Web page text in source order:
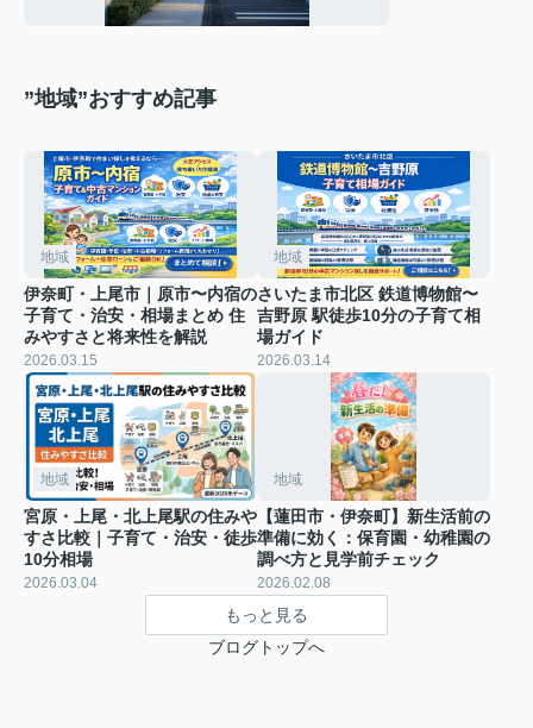
”地域”おすすめ記事
地域
伊奈町・上尾市｜原市〜内宿の
子育て・治安・相場まとめ 住
みやすさと将来性を解説
2026.03.15
地域
さいたま市北区 鉄道博物館〜
吉野原 駅徒歩10分の子育て相
場ガイド
2026.03.14
地域
宮原・上尾・北上尾駅の住みや
すさ比較｜子育て・治安・徒歩
10分相場
2026.03.04
地域
【蓮田市・伊奈町】新生活前の
準備に効く：保育園・幼稚園の
調べ方と見学前チェック
2026.02.08
もっと見る
ブログトップへ